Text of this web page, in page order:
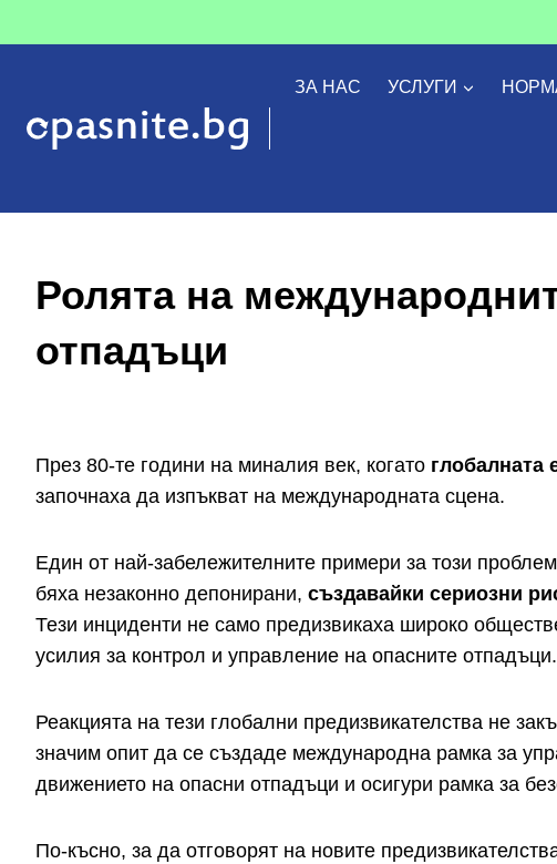
съдържанието
ЗА НАС УСЛУГИ
Ролята на
отпадъци
През 80-те години на миналия век, когато глобалната
започнаха да изпъкват на международната сцена.
Един от най-забележителните примери за този
бяха незаконно депонирани, създавайки сериозни
Тези инциденти не само предизвикаха широко
усилия за контрол и управление на опасните отпадъци.
Реакцията на тези глобални предизвикателства не
значим опит да се създаде международна рамка за
движението на опасни отпадъци и осигури рамка за
По-късно, за да отговорят на новите